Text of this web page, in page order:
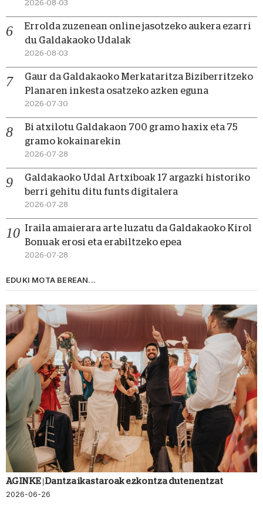
2026-08-03
Errolda zuzenean online jasotzeko aukera ezarri
du Galdakaoko Udalak
2026-08-03
Gaur da Galdakaoko Merkataritza Biziberritzeko
Planaren inkesta osatzeko azken eguna
2026-07-30
Bi atxilotu Galdakaon 700 gramo haxix eta 75
gramo kokainarekin
2026-07-28
Galdakaoko Udal Artxiboak 17 argazki historiko
berri gehitu ditu funts digitalera
2026-07-28
Iraila amaierara arte luzatu da Galdakaoko Kirol
Bonuak erosi eta erabiltzeko epea
2026-07-28
EDUKI MOTA BEREAN...
AGINKE | Dantza ikastaroak ezkontza dutenentzat
2026-06-26